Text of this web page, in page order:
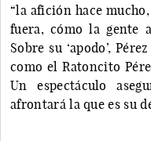
“la afición hace
fuera, cómo la gente
Sobre su ‘apodo’,
como el Ratoncito
Un espectáculo
afrontará la que es su